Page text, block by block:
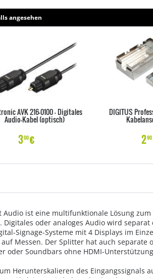
angesehen
AVK 216-0100 - Digitales
Audio-Kabel (optisch)
300€
DIGITUS
290
Audio ist eine multifunktionale Lösung
oder analoges Audio wird
Signage-Systeme mit 4 Displays im
Messen. Der Splitter hat auch
oder Soundbars ohne HDMI-
Herunterskalieren des Eingangssignals